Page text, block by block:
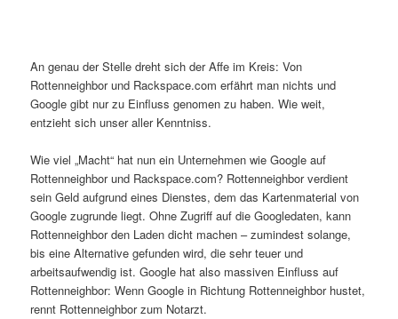
An genau der Stelle dreht sich der Affe im Kreis: Von
Rottenneighbor und Rackspace.com erfährt man nichts und
Google gibt nur zu Einfluss genomen zu haben. Wie weit,
entzieht sich unser aller Kenntniss.
Wie viel „Macht“ hat nun ein Unternehmen wie Google auf
Rottenneighbor und Rackspace.com? Rottenneighbor verdient
sein Geld aufgrund eines Dienstes, dem das Kartenmaterial von
Google zugrunde liegt. Ohne Zugriff auf die Googledaten, kann
Rottenneighbor den Laden dicht machen – zumindest solange,
bis eine Alternative gefunden wird, die sehr teuer und
arbeitsaufwendig ist. Google hat also massiven Einfluss auf
Rottenneighbor: Wenn Google in Richtung Rottenneighbor hustet,
rennt Rottenneighbor zum Notarzt.